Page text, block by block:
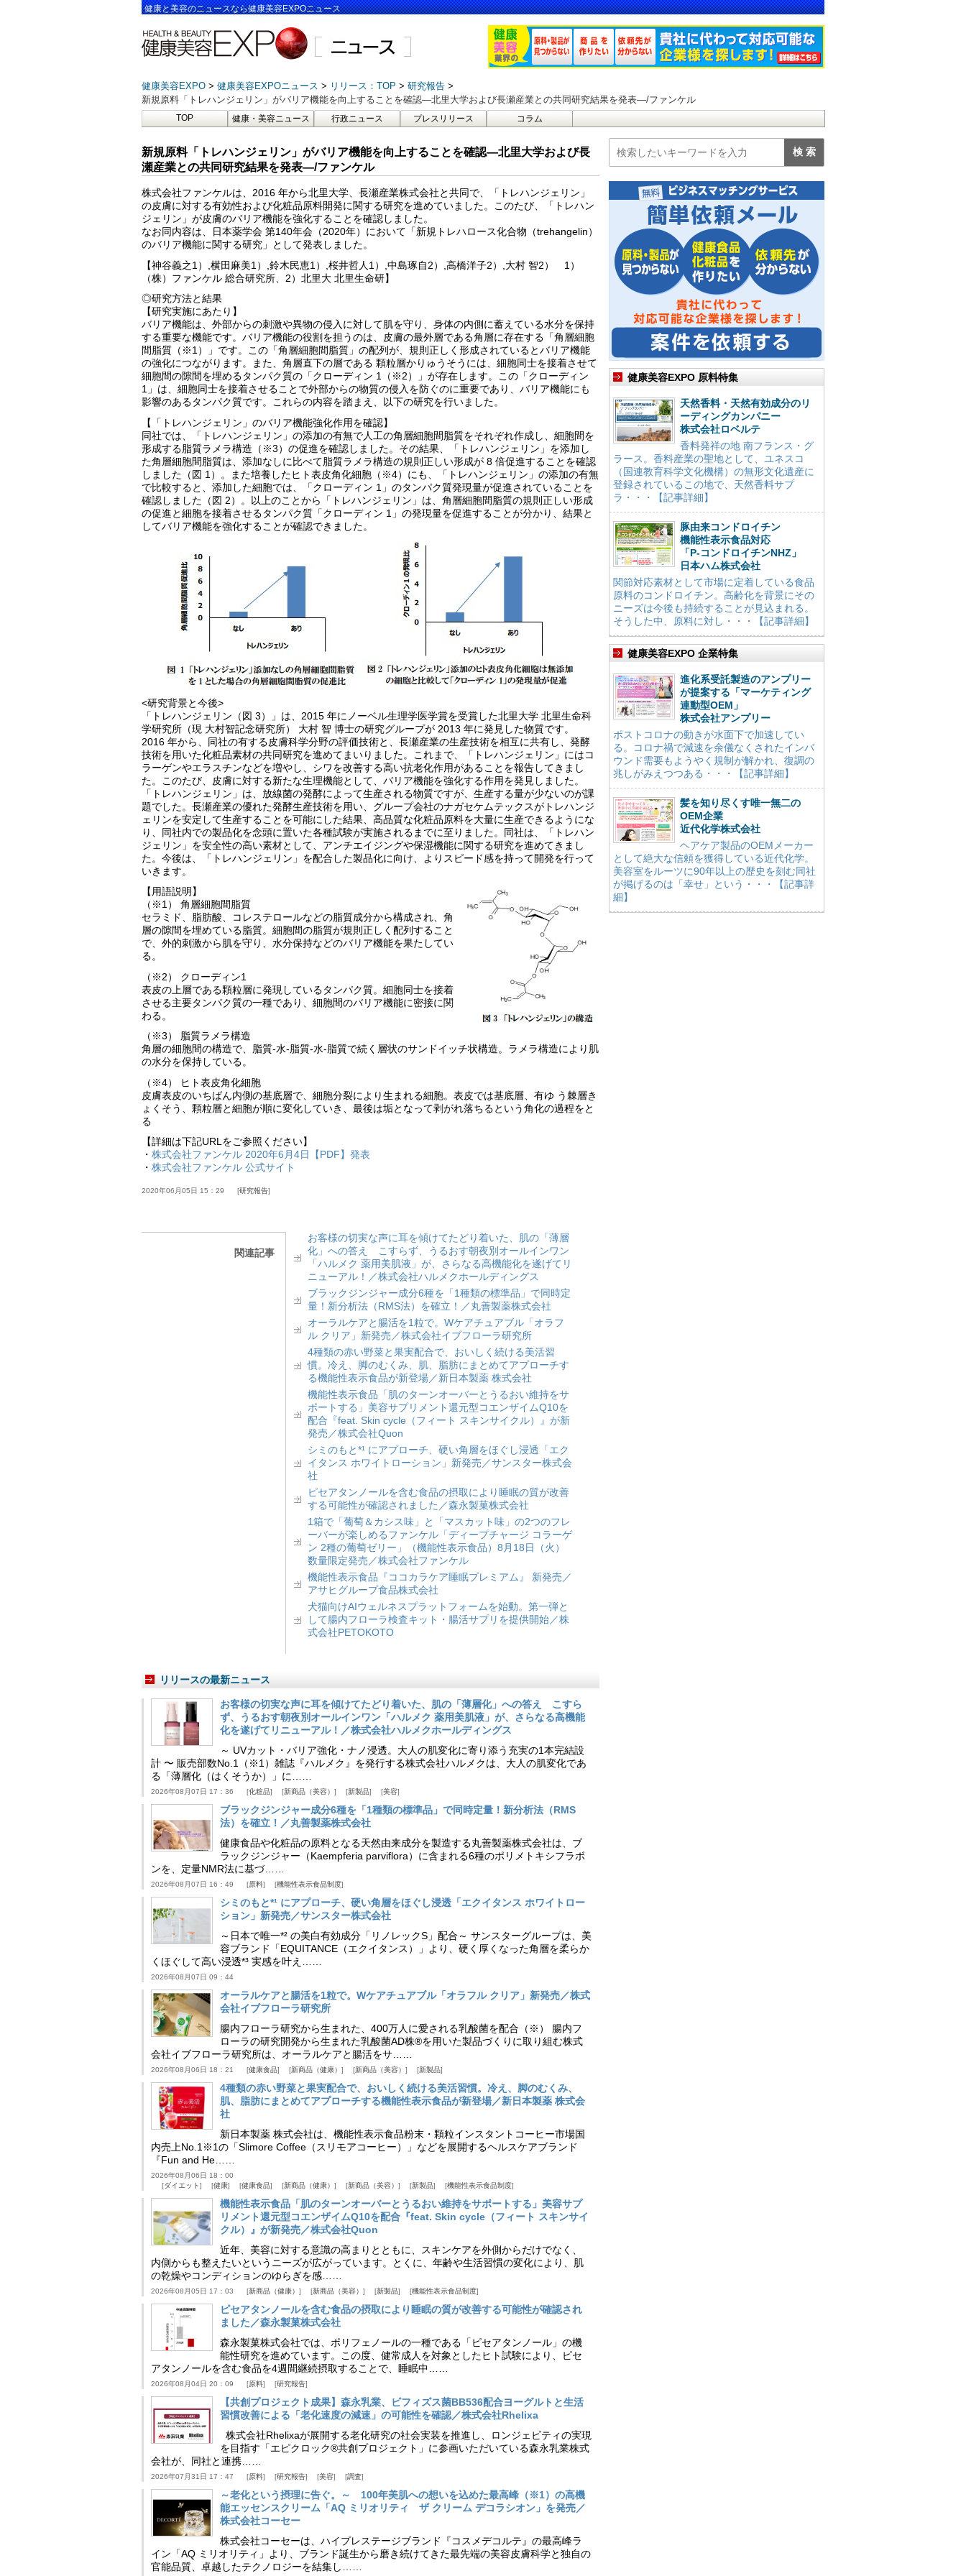
健康と美容のニュースなら健康美容EXPOニュース
健康美容EXPO 健康美容EXPOニュース リリース：TOP
研究報告
新規原料「トレハンジェリン」がバリア機能を向上することを確認―北里大学および長瀬産業との共同研究結果を発表―/ファンケル
TOP 健康・美容ニュース 行政ニュース プレスリリース コラム
新規原料「トレハンジェリン」がバリア機能を向上することを確認―北里大学および長
瀬産業との共同研究結果を発表―/ファンケル
株式会社ファンケルは、2016 年から北里大学、長瀬産業株式会社と共同で、「トレハンジェリン」
の皮膚に対する有効性および化粧品原料開発に関する研究を進めていました。このたび、「トレハン
ジェリン」が皮膚のバリア機能を強化することを確認しました。
なお同内容は、日本薬学会 第140年会（2020年）において「新規トレハロース化合物（trehangelin）
のバリア機能に関する研究」として発表しました。
【神谷義之1）,横田麻美1）,鈴木民恵1）,桜井哲人1）,中島琢自2）,高橋洋子2）,大村 智2） 1）
（株）ファンケル 総合研究所、2）北里大 北里生命研】
◎研究方法と結果
【研究実施にあたり】
バリア機能は、外部からの刺激や異物の侵入に対して肌を守り、身体の内側に蓄えている水分を保持
する重要な機能です。バリア機能の役割を担うのは、皮膚の最外層である角層に存在する「角層細胞
間脂質（※1）」です。この「角層細胞間脂質」の配列が、規則正しく形成されているとバリア機能
の強化につながります。また、角層直下の層である 顆粒層かりゅうそうには、細胞同士を接着させて
細胞間の隙間を埋めるタンパク質の「クローディン 1（※2）」が存在します。この「クローディン
1」は、細胞同士を接着させることで外部からの物質の侵入を防ぐのに重要であり、バリア機能にも
影響のあるタンパク質です。これらの内容を踏まえ、以下の研究を行いました。
【「トレハンジェリン」のバリア機能強化作用を確認】
同社では、「トレハンジェリン」の添加の有無で人工の角層細胞間脂質をそれぞれ作成し、細胞間を
形成する脂質ラメラ構造（※3）の促進を確認しました。その結果、「トレハンジェリン」を添加し
た角層細胞間脂質は、添加なしに比べて脂質ラメラ構造の規則正しい形成が 8 倍促進することを確認
しました（図 1）。また培養したヒト表皮角化細胞（※4）にも、「トレハンジェリン」の添加の有無
で比較すると、添加した細胞では、「クローディン 1」のタンパク質発現量が促進されていることを
確認しました（図 2）。以上のことから「トレハンジェリン」は、角層細胞間脂質の規則正しい形成
の促進と細胞を接着させるタンパク質「クローディン 1」の発現量を促進することが分かり、結果と
してバリア機能を強化することが確認できました。
<研究背景と今後>
「トレハンジェリン（図 3）」は、2015 年にノーベル生理学医学賞を受賞した北里大学 北里生命科
学研究所（現 大村智記念研究所） 大村 智 博士の研究グループが 2013 年に発見した物質です。
2016 年から、同社の有する皮膚科学分野の評価技術と、長瀬産業の生産技術を相互に共有し、発酵
技術を用いた化粧品素材の共同研究を進めてまいりました。これまで、「トレハンジェリン」にはコ
ラーゲンやエラスチンなどを増やし、シワを改善する高い抗老化作用があることを報告してきまし
た。このたび、皮膚に対する新たな生理機能として、バリア機能を強化する作用を発見しました。
「トレハンジェリン」は、放線菌の発酵によって生産される物質ですが、生産する量が少ないのが課
題でした。長瀬産業の優れた発酵生産技術を用い、グループ会社のナガセケムテックスがトレハンジ
ェリンを安定して生産することを可能にした結果、高品質な化粧品原料を大量に生産できるようにな
り、同社内での製品化を念頭に置いた各種試験が実施されるまでに至りました。同社は、「トレハン
ジェリン」を安全性の高い素材として、アンチエイジングや保湿機能に関する研究を進めてきまし
た。今後は、「トレハンジェリン」を配合した製品化に向け、よりスピード感を持って開発を行って
いきます。
【用語説明】
（※1） 角層細胞間脂質
セラミド、脂肪酸、コレステロールなどの脂質成分から構成され、角
層の隙間を埋めている脂質。細胞間の脂質が規則正しく配列すること
で、外的刺激から肌を守り、水分保持などのバリア機能を果たしてい
る。
（※2） クローディン1
表皮の上層である顆粒層に発現しているタンパク質。細胞同士を接着
させる主要タンパク質の一種であり、細胞間のバリア機能に密接に関
わる。
（※3） 脂質ラメラ構造
角層の細胞間の構造で、脂質-水-脂質-水-脂質で続く層状のサンドイッチ状構造。ラメラ構造により肌
の水分を保持している。
（※4） ヒト表皮角化細胞
皮膚表皮のいちばん内側の基底層で、細胞分裂により生まれる細胞。表皮では基底層、有ゆ う棘層き
ょくそう、顆粒層と細胞が順に変化していき、最後は垢となって剥がれ落ちるという角化の過程をと
る
【詳細は下記URLをご参照ください】
・ 株式会社ファンケル 2020年6月4日【PDF】発表
・ 株式会社ファンケル 公式サイト
2020年06月05日 15：29 研究報告
関連記事
お客様の切実な声に耳を傾けてたどり着いた、肌の「薄層
化」への答え こすらず、うるおす朝夜別オールインワン
「ハルメク 薬用美肌液」が、さらなる高機能化を遂げてリ
ニューアル！／株式会社ハルメクホールディングス
ブラックジンジャー成分6種を「1種類の標準品」で同時定
量！新分析法（RMS法）を確立！／丸善製薬株式会社
オーラルケアと腸活を1粒で。Wケアチュアブル「オラフ
ル クリア」新発売／株式会社イブフローラ研究所
4種類の赤い野菜と果実配合で、おいしく続ける美活習
慣。冷え、脚のむくみ、肌、脂肪にまとめてアプローチす
る機能性表示食品が新登場／新日本製薬 株式会社
機能性表示食品「肌のターンオーバーとうるおい維持をサ
ポートする」美容サプリメント還元型コエンザイムQ10を
配合『feat. Skin cycle（フィート スキンサイクル）』が新
発売／株式会社Quon
シミのもと*¹ にアプローチ、硬い角層をほぐし浸透「エク
イタンス ホワイトローション」新発売／サンスター株式会
社
ピセアタンノールを含む食品の摂取により睡眠の質が改善
する可能性が確認されました／森永製菓株式会社
1箱で「葡萄＆カシス味」と「マスカット味」の2つのフレ
ーバーが楽しめるファンケル「ディープチャージ コラーゲ
ン 2種の葡萄ゼリー」（機能性表示食品）8月18日（火）
数量限定発売／株式会社ファンケル
機能性表示食品『ココカラケア睡眠プレミアム』 新発売／
アサヒグループ食品株式会社
犬猫向けAIウェルネスプラットフォームを始動。第一弾と
して腸内フローラ検査キット・腸活サプリを提供開始／株
式会社PETOKOTO
リリースの最新ニュース
お客様の切実な声に耳を傾けてたどり着いた、肌の「薄層化」への答え こすら
ず、うるおす朝夜別オールインワン「ハルメク 薬用美肌液」が、さらなる高機能
化を遂げてリニューアル！／株式会社ハルメクホールディングス
～ UVカット・バリア強化・ナノ浸透。大人の肌変化に寄り添う充実の1本完結設
計 〜 販売部数No.1（※1）雑誌『ハルメク』を発行する株式会社ハルメクは、大人の肌変化であ
る「薄層化（はくそうか）」に……
2026年08月07日 17：36 化粧品 新商品（美容） 新製品 美容
ブラックジンジャー成分6種を「1種類の標準品」で同時定量！新分析法（RMS
法）を確立！／丸善製薬株式会社
健康食品や化粧品の原料となる天然由来成分を製造する丸善製薬株式会社は、ブ
ラックジンジャー（Kaempferia parviflora）に含まれる6種のポリメトキシフラボ
ンを、定量NMR法に基づ……
2026年08月07日 16：49 原料 機能性表示食品制度
シミのもと*¹ にアプローチ、硬い角層をほぐし浸透「エクイタンス ホワイトロー
ション」新発売／サンスター株式会社
～日本で唯一*² の美白有効成分「リノレックS」配合～ サンスターグループは、美
容ブランド「EQUITANCE（エクイタンス）」より、硬く厚くなった角層を柔らか
くほぐして高い浸透*³ 実感を叶え……
2026年08月07日 09：44
オーラルケアと腸活を1粒で。Wケアチュアブル「オラフル クリア」新発売／株式
会社イブフローラ研究所
腸内フローラ研究から生まれた、400万人に愛される乳酸菌を配合（※） 腸内フ
ローラの研究開発から生まれた乳酸菌AD株®を用いた製品づくりに取り組む株式
会社イブフローラ研究所は、オーラルケアと腸活をサ……
2026年08月06日 18：21 健康食品 新商品（健康） 新商品（美容） 新製品
4種類の赤い野菜と果実配合で、おいしく続ける美活習慣。冷え、脚のむくみ、
肌、脂肪にまとめてアプローチする機能性表示食品が新登場／新日本製薬 株式会
社
新日本製薬 株式会社は、機能性表示食品粉末・顆粒インスタントコーヒー市場国
内売上No.1※1の「Slimore Coffee（スリモアコーヒー）」などを展開するヘルスケアブランド
『Fun and He……
2026年08月06日 18：00
ダイエット
健康 健康食品 新商品（健康） 新商品（美容） 新製品 機能性表示食品制度
機能性表示食品「肌のターンオーバーとうるおい維持をサポートする」美容サプ
リメント還元型コエンザイムQ10を配合『feat. Skin cycle（フィート スキンサイ
クル）』が新発売／株式会社Quon
近年、美容に対する意識の高まりとともに、スキンケアを外側からだけでなく、
内側からも整えたいというニーズが広がっています。とくに、年齢や生活習慣の変化により、肌
の乾燥やコンディションのゆらぎを感……
2026年08月05日 17：03 新商品（健康） 新商品（美容） 新製品 機能性表示食品制度
ピセアタンノールを含む食品の摂取により睡眠の質が改善する可能性が確認され
ました／森永製菓株式会社
森永製菓株式会社では、ポリフェノールの一種である「ピセアタンノール」の機
能性研究を進めています。この度、健常成人を対象としたヒト試験により、ピセ
アタンノールを含む食品を4週間継続摂取することで、睡眠中……
2026年08月04日 20：09 原料 研究報告
【共創プロジェクト成果】森永乳業、ビフィズス菌BB536配合ヨーグルトと生活
習慣改善による「老化速度の減速」の可能性を確認／株式会社Rhelixa
株式会社Rhelixaが展開する老化研究の社会実装を推進し、ロンジェビティの実現
を目指す「エピクロック®共創プロジェクト」に参画いただいている森永乳業株式
会社が、同社と連携……
2026年07月31日 17：47 原料 研究報告 美容 調査
～老化という摂理に告ぐ。～ 100年美肌への想いを込めた最高峰（※1）の高機
能エッセンスクリーム「AQ ミリオリティ ザ クリーム デコラシオン」を発売／
株式会社コーセー
株式会社コーセーは、ハイプレステージブランド『コスメデコルテ』の最高峰ラ
イン「AQ ミリオリティ」より、ブランド誕生から磨き続けてきた最先端の美容皮膚科学と独自の
官能品質、卓越したテクノロジーを結集し……
健康美容EXPO 原料特集
天然香料・天然有効成分のリ
ーディングカンパニー
株式会社ロベルテ
香料発祥の地 南フランス・グ
ラース。香料産業の聖地として、ユネスコ
（国連教育科学文化機構）の無形文化遺産に
登録されているこの地で、天然香料サプ
ラ・・・【記事詳細】
豚由来コンドロイチン
機能性表示食品対応
「P-コンドロイチンNHZ」
日本ハム株式会社
関節対応素材として市場に定着している食品
原料のコンドロイチン。高齢化を背景にその
ニーズは今後も持続することが見込まれる。
そうした中、原料に対し・・・【記事詳細】
健康美容EXPO 企業特集
進化系受託製造のアンプリー
が提案する「マーケティング
連動型OEM」
株式会社アンプリー
ポストコロナの動きが水面下で加速してい
る。コロナ禍で減速を余儀なくされたインバ
ウンド需要もようやく規制が解かれ、復調の
兆しがみえつつある・・・【記事詳細】
髪を知り尽くす唯一無二の
OEM企業
近代化学株式会社
ヘアケア製品のOEMメーカー
として絶大な信頼を獲得している近代化学。
美容室をルーツに90年以上の歴史を刻む同社
が掲げるのは「幸せ」という・・・【記事詳
細】